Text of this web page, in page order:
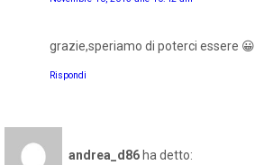
grazie,speriamo di poterci essere 😀
Rispondi
andrea_d86 ha detto: